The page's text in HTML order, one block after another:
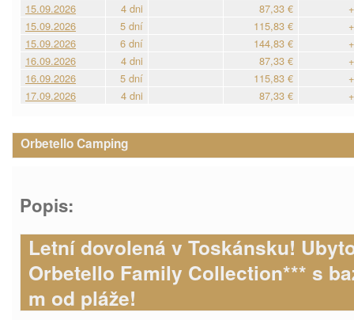
15.09.2026
4 dni 87,33 €
15.09.2026
5 dní 115,83 €
15.09.2026
6 dní 144,83 €
16.09.2026
4 dni 87,33 €
16.09.2026
5 dní 115,83 €
17.09.2026
4 dni 87,33 €
Orbetello Camping
Popis:
Letní dovolená v Toskánsku!
Orbetello Family Collection*** s
m od pláže!